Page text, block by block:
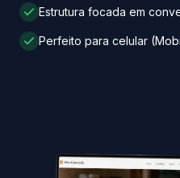
Estrutura focada em
Perfeito para celular